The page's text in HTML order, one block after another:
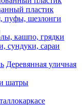
пластик
пуфы, шезлонги
кашпо, грядки
сундуки, сараи
Деревянная уличная
шатры